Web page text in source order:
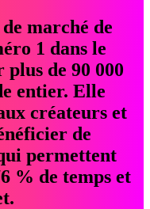
marché de
1 dans le
de 90 000
entier. Elle
créateurs et
de
permettent
% de temps et